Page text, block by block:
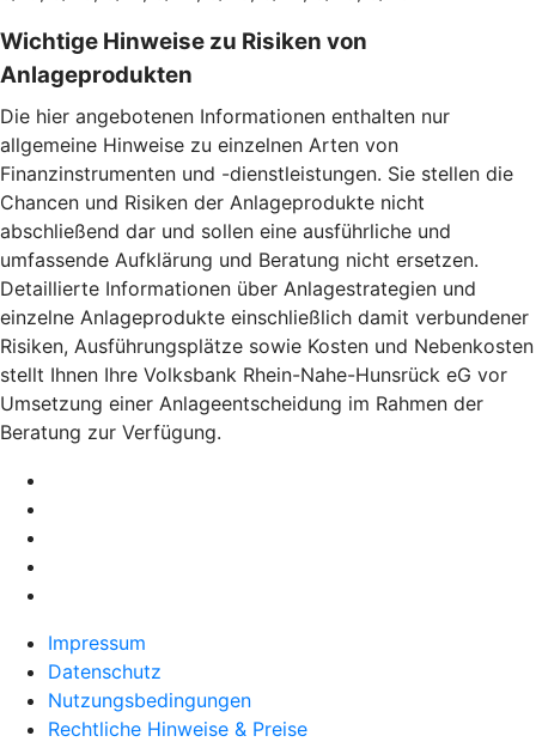
Wichtige Hinweise zu Risiken von
Anlageprodukten
Die hier angebotenen Informationen enthalten nur
allgemeine Hinweise zu einzelnen Arten von
Finanzinstrumenten und -dienstleistungen. Sie stellen die
Chancen und Risiken der Anlageprodukte nicht
abschließend dar und sollen eine ausführliche und
umfassende Aufklärung und Beratung nicht ersetzen.
Detaillierte Informationen über Anlagestrategien und
einzelne Anlageprodukte einschließlich damit verbundener
Risiken, Ausführungsplätze sowie Kosten und Nebenkosten
stellt Ihnen Ihre Volksbank Rhein-Nahe-Hunsrück eG vor
Umsetzung einer Anlageentscheidung im Rahmen der
Beratung zur Verfügung.
Impressum
Datenschutz
Nutzungsbedingungen
Rechtliche Hinweise & Preise